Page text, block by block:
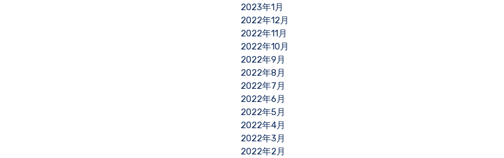
2023年1月
2022年12月
2022年11月
2022年10月
2022年9月
2022年8月
2022年7月
2022年6月
2022年5月
2022年4月
2022年3月
2022年2月